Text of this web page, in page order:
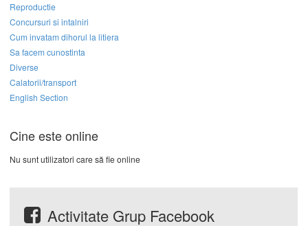
Reproductie
Concursuri si intalniri
Cum invatam dihorul la litiera
Sa facem cunostinta
Diverse
Calatorii/transport
English Section
Cine este online
Nu sunt utilizatori care să fie online
Activitate Grup Facebook